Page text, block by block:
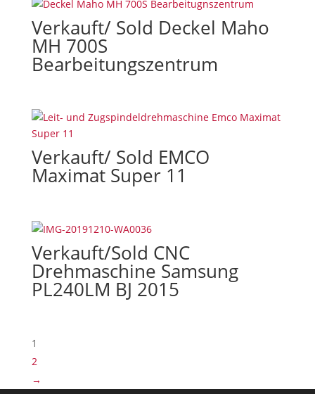
Verkauft/ Sold Deckel Maho
MH 700S
Bearbeitungszentrum
Verkauft/ Sold EMCO
Maximat Super 11
Verkauft/Sold CNC
Drehmaschine Samsung
PL240LM BJ 2015
1
2
→